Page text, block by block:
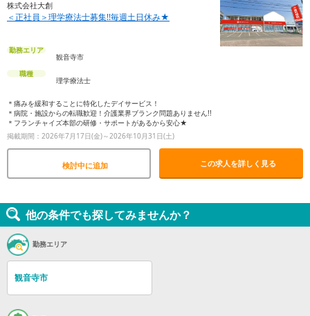
株式会社大創
＜正社員＞理学療法士募集!!毎週土日休み★
勤務エリア
観音寺市
職種
理学療法士
＊痛みを緩和することに特化したデイサービス！
＊病院・施設からの転職歓迎！介護業界ブランク問題ありません!!
＊フランチャイズ本部の研修・サポートがあるから安心★
掲載期間：2026年7月17日(金)～2026年10月31日(土)
検討中に追加 この求人を詳しく見る
他の条件でも探してみませんか？
勤務エリア
観音寺市